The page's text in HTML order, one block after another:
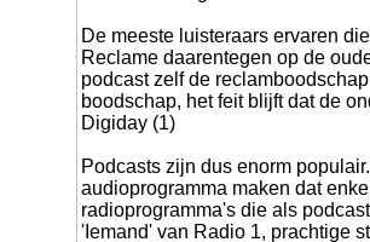
De meeste luisteraars ervaren
Reclame daarentegen op de
podcast zelf de
boodschap, het feit blijft dat de
Digiday (1)
Podcasts zijn dus enorm
audioprogramma maken dat
radioprogramma's die als
'Iemand' van Radio 1, prachtige